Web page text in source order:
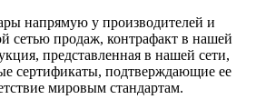
напрямую у производителей и
сетью продаж, контрафакт в нашей
представленная в нашей сети,
сертификаты, подтверждающие ее
мировым стандартам.